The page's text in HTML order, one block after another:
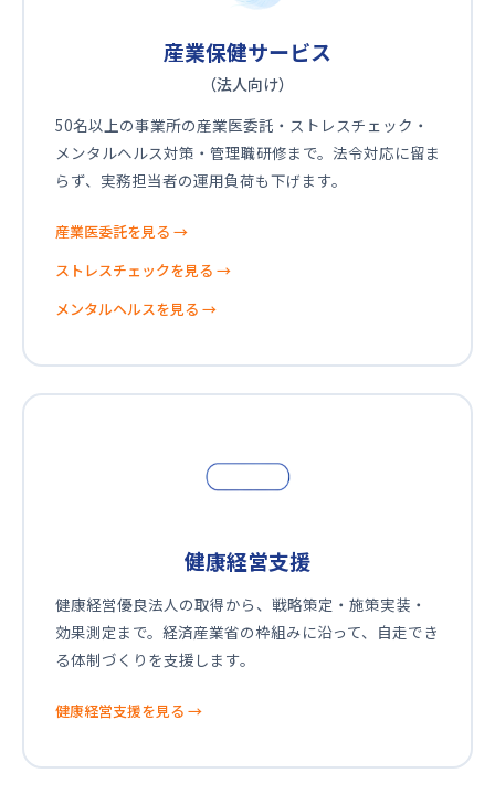
産業保健サービス
（法人向け）
50名以上の事業所の産業医委託・ストレスチェック・
メンタルヘルス対策・管理職研修まで。法令対応に留ま
らず、実務担当者の運用負荷も下げます。
産業医委託を見る →
ストレスチェックを見る →
メンタルヘルスを見る →
健康経営支援
健康経営優良法人の取得から、戦略策定・施策実装・
効果測定まで。経済産業省の枠組みに沿って、自走でき
る体制づくりを支援します。
健康経営支援を見る →